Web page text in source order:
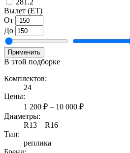
Вылет (ET)
От
До
Применить
В этой подборке
Комплектов:
24
Цены:
1 200 ₽ – 10 000 ₽
Диаметры:
R13 – R16
Тип:
реплика